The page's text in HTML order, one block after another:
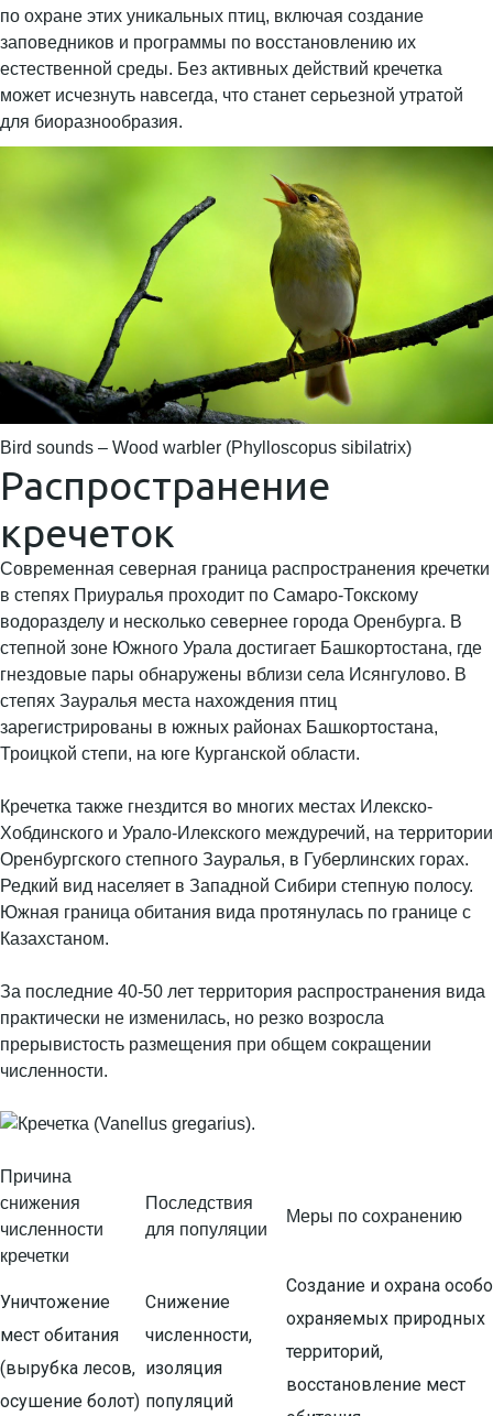
по охране этих уникальных птиц, включая создание
заповедников и программы по восстановлению их
естественной среды. Без активных действий кречетка
может исчезнуть навсегда, что станет серьезной утратой
для биоразнообразия.
Bird sounds – Wood warbler (Phylloscopus sibilatrix)
Распространение
кречеток
Современная северная граница распространения кречетки
в степях Приуралья проходит по Самаро-Токскому
водоразделу и несколько севернее города Оренбурга. В
степной зоне Южного Урала достигает Башкортостана, где
гнездовые пары обнаружены вблизи села Исянгулово. В
степях Зауралья места нахождения птиц
зарегистрированы в южных районах Башкортостана,
Троицкой степи, на юге Курганской области.
Кречетка также гнездится во многих местах Илекско-
Хобдинского и Урало-Илекского междуречий, на территории
Оренбургского степного Зауралья, в Губерлинских горах.
Редкий вид населяет в Западной Сибири степную полосу.
Южная граница обитания вида протянулась по границе с
Казахстаном.
За последние 40-50 лет территория распространения вида
практически не изменилась, но резко возросла
прерывистость размещения при общем сокращении
численности.
Причина
снижения
численности
кречетки
Последствия
для популяции
Меры по сохранению
Уничтожение
мест обитания
(вырубка лесов,
осушение болот)
Снижение
численности,
изоляция
популяций
Создание и охрана особо
охраняемых природных
территорий,
восстановление мест